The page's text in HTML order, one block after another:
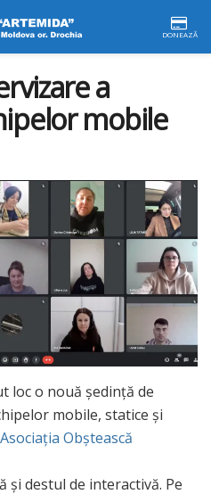
DONEAZĂ
a
mobile
loc o nouă ședință de
mobile, statice și
Asociația Obștească
și destul de interactivă. Pe